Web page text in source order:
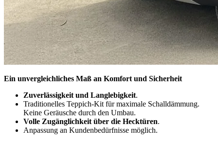
Ein unvergleichliches Maß an Komfort und Sicherheit
Zuverlässigkeit und Langlebigkeit.
Traditionelles Teppich-Kit für maximale Schalldämmung.
Keine Geräusche durch den Umbau.
Volle Zugänglichkeit über die Hecktüren.
Anpassung an Kundenbedürfnisse möglich.